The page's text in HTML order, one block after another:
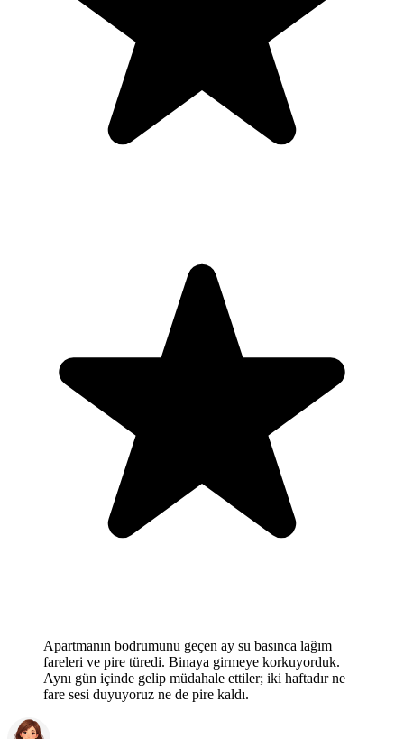
Apartmanın bodrumunu geçen ay su basınca lağım
fareleri ve pire türedi. Binaya girmeye korkuyorduk.
Aynı gün içinde gelip müdahale ettiler; iki haftadır ne
fare sesi duyuyoruz ne de pire kaldı.